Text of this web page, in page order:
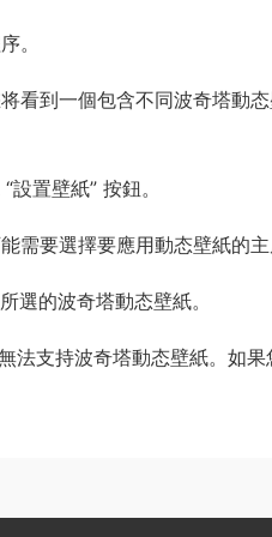
。
看到一個包含不同波奇塔動
置壁紙” 按鈕。
需要選擇要應用動态壁紙的主
選的波奇塔動态壁紙。
法支持波奇塔動态壁紙。如